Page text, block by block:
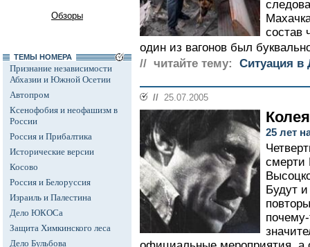
Обзоры
ТЕМЫ НОМЕРА
Признание независимости
Абхазии и Южной Осетии
Автопром
Ксенофобия и неофашизм в
России
Россия и Прибалтика
Исторические версии
Косово
Россия и Белоруссия
Израиль и Палестина
Дело ЮКОСа
Защита Химкинского леса
Дело Бульбова
состав
один из вагонов был
// читайте тему:
Ситуация в
// 25.07.2005
25 лет
смерти
Будут